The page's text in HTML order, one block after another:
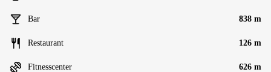
Bar 838 m
Restaurant 126 m
Fitnesscenter 626 m